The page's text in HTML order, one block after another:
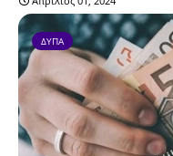
ΔΥΠΑ